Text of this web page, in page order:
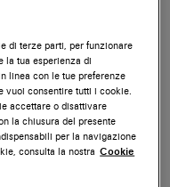
di terze parti, per funzionare
la tua esperienza di
linea con le tue preferenze
vuoi consentire tutti i cookie.
accettare o disattivare
la chiusura del presente
per la navigazione
consulta la nostra Cookie